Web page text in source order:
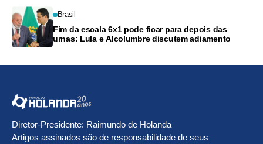
Brasil
Fim da escala 6x1 pode ficar para depois das
urnas: Lula e Alcolumbre discutem adiamento
Diretor-Presidente: Raimundo de Holanda
Artigos assinados são de responsabilidade de seus